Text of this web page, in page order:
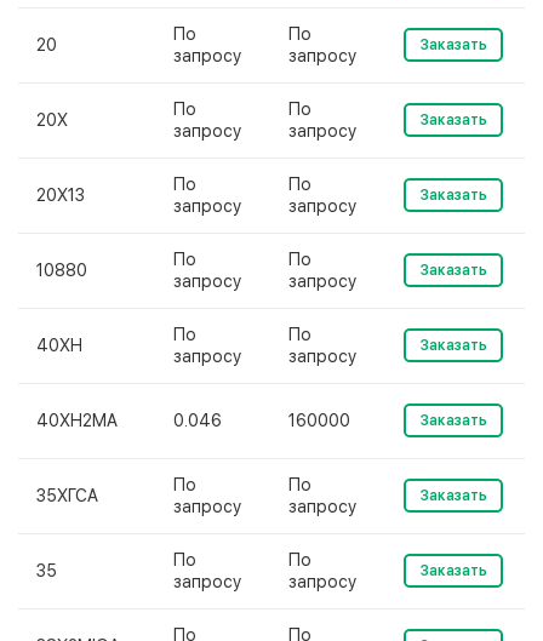
20
По
запросу
По
запросу
Заказать
20Х
По
запросу
По
запросу
Заказать
20Х13
По
запросу
По
запросу
Заказать
10880
По
запросу
По
запросу
Заказать
40ХН
По
запросу
По
запросу
Заказать
40ХН2МА 0.046 160000 Заказать
35ХГСА
По
запросу
По
запросу
Заказать
35
По
запросу
По
запросу
Заказать
По По